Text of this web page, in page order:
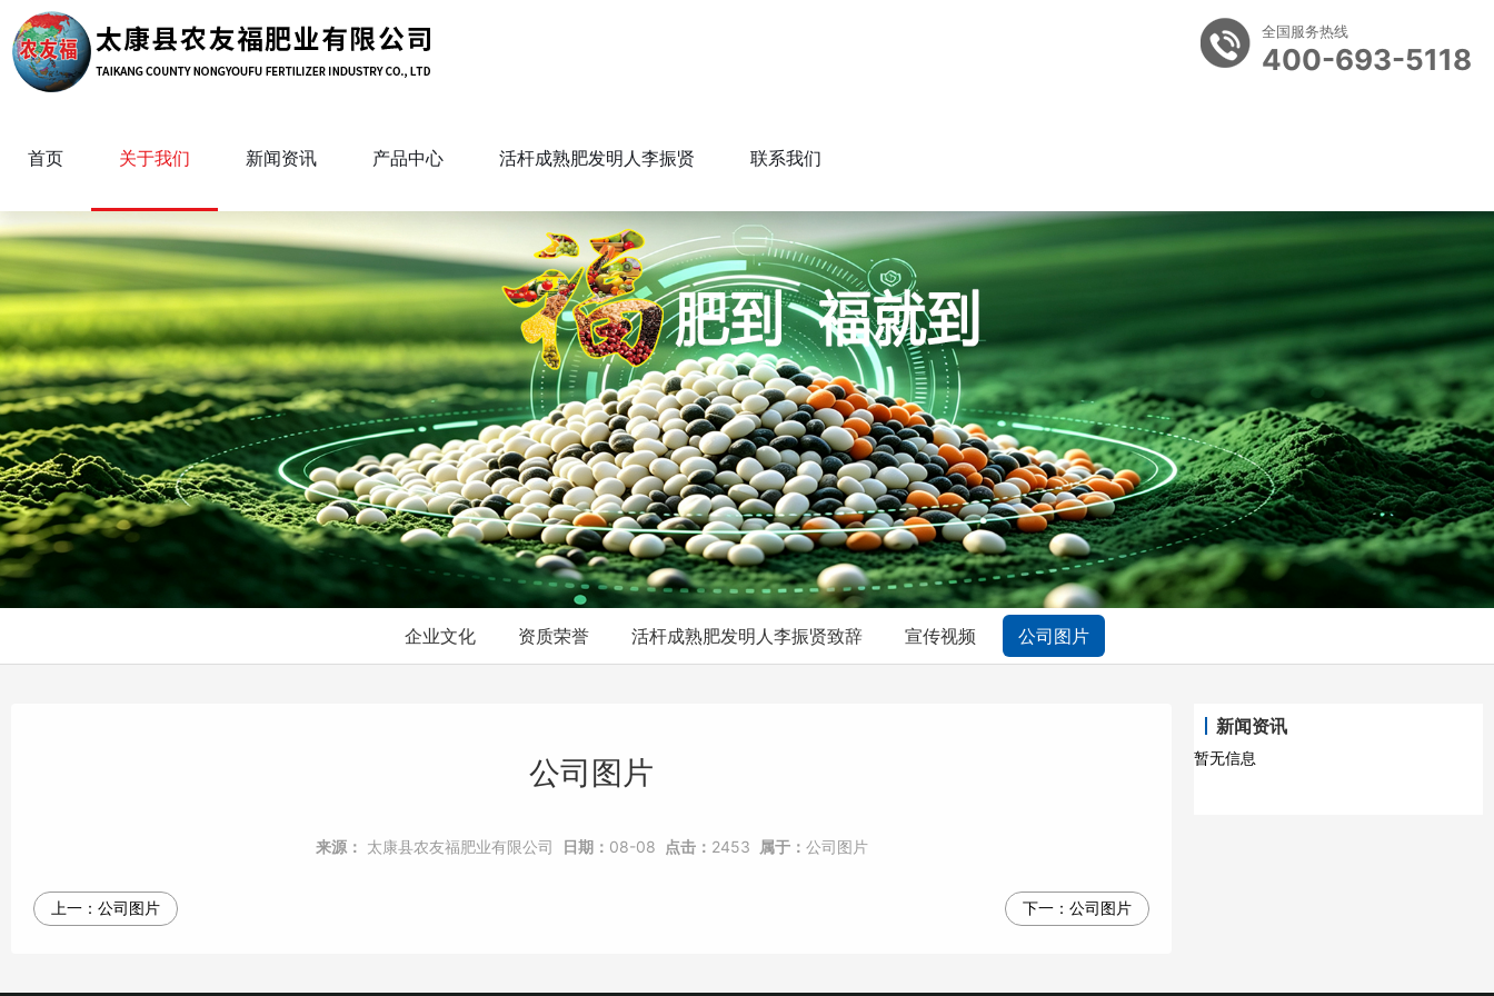
全国服务热线
400-693-5118
首页 关于我们 新闻资讯 产品中心 活杆成熟肥发明人李振贤 联系我们
企业文化 资质荣誉 活杆成熟肥发明人李振贤致辞 宣传视频 公司图片
新闻资讯
暂无信息
公司图片
来源： 太康县农友福肥业有限公司 日期： 08-08 点击： 2453 属于： 公司图片
上一： 公司图片 下一： 公司图片